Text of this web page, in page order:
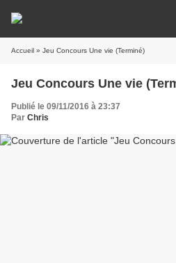
Accueil » Jeu Concours Une vie (Terminé)
Jeu Concours Une vie
Publié le 09/11/2016 à 23:37
Par Chris